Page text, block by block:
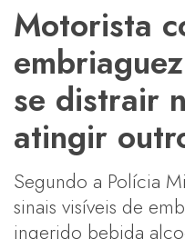
Motorista
se distrair
atingir
Segundo a Polícia
sinais visíveis de
ingerido bebida